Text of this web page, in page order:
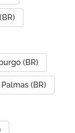
(BR)
Palmas (BR)